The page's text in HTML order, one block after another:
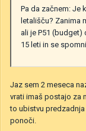
Pa da začnem: Je
letališču? Zanima
ali je P51
15 leti in se
Jaz sem 2 meseca
vrati imaš postajo za
to ubistvu
ponoči.